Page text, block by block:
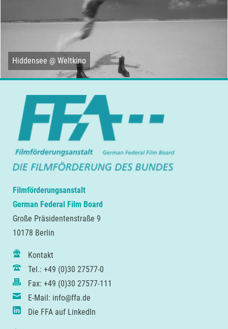
Hiddensee @ Weltkino
Filmförderungsanstalt
German Federal Film Board
Große Präsidentenstraße 9
10178 Berlin
Kontakt
Tel.: +49 (0)30 27577-0
Fax: +49 (0)30 27577-111
E-Mail: info@ffa.de
Die FFA auf LinkedIn